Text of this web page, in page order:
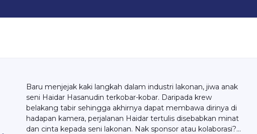
Baru menjejak kaki langkah dalam industri lakonan, jiwa anak
seni Haidar Hasanudin terkobar-kobar. Daripada krew
belakang tabir sehingga akhirnya dapat membawa dirinya di
hadapan kamera, perjalanan Haidar tertulis disebabkan minat
dan cinta kepada seni lakonan. Nak sponsor atau kolaborasi?